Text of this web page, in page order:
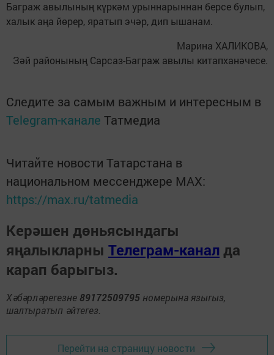
Баграж авылының күркәм урыннарыннан берсе булып,
халык аңа йөрер, яратып эчәр, дип ышанам.
Марина ХАЛИКОВА,
Зәй районының Сарсаз-Баграж авылы китапханәчесе.
Следите за самым важным и интересным в
Telegram-канале Татмедиа
Читайте новости Татарстана в
национальном мессенджере MАХ:
https://max.ru/tatmedia
Керәшен дөньясындагы
яңалыкларны Телеграм-канал да
карап барыгыз.
Хәбәрләрегезне 89172509795 номерына языгыз,
шалтыратып әйтегез.
Перейти на страницу новости